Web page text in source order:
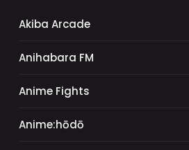
Akiba Arcade
Anihabara FM
Anime Fights
Anime:hōdō